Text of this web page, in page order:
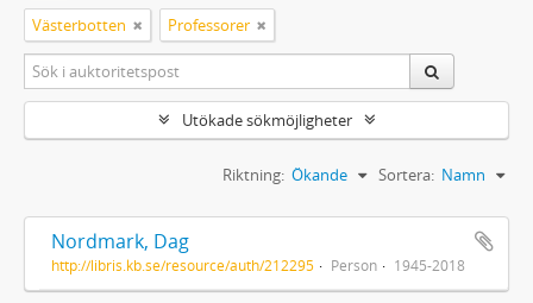
Västerbotten Professorer
Utökade sökmöjligheter
Sortera: Namn
Riktning: Ökande
Nordmark, Dag
http://libris.kb.se/resource/auth/212295 Person 1945-2018